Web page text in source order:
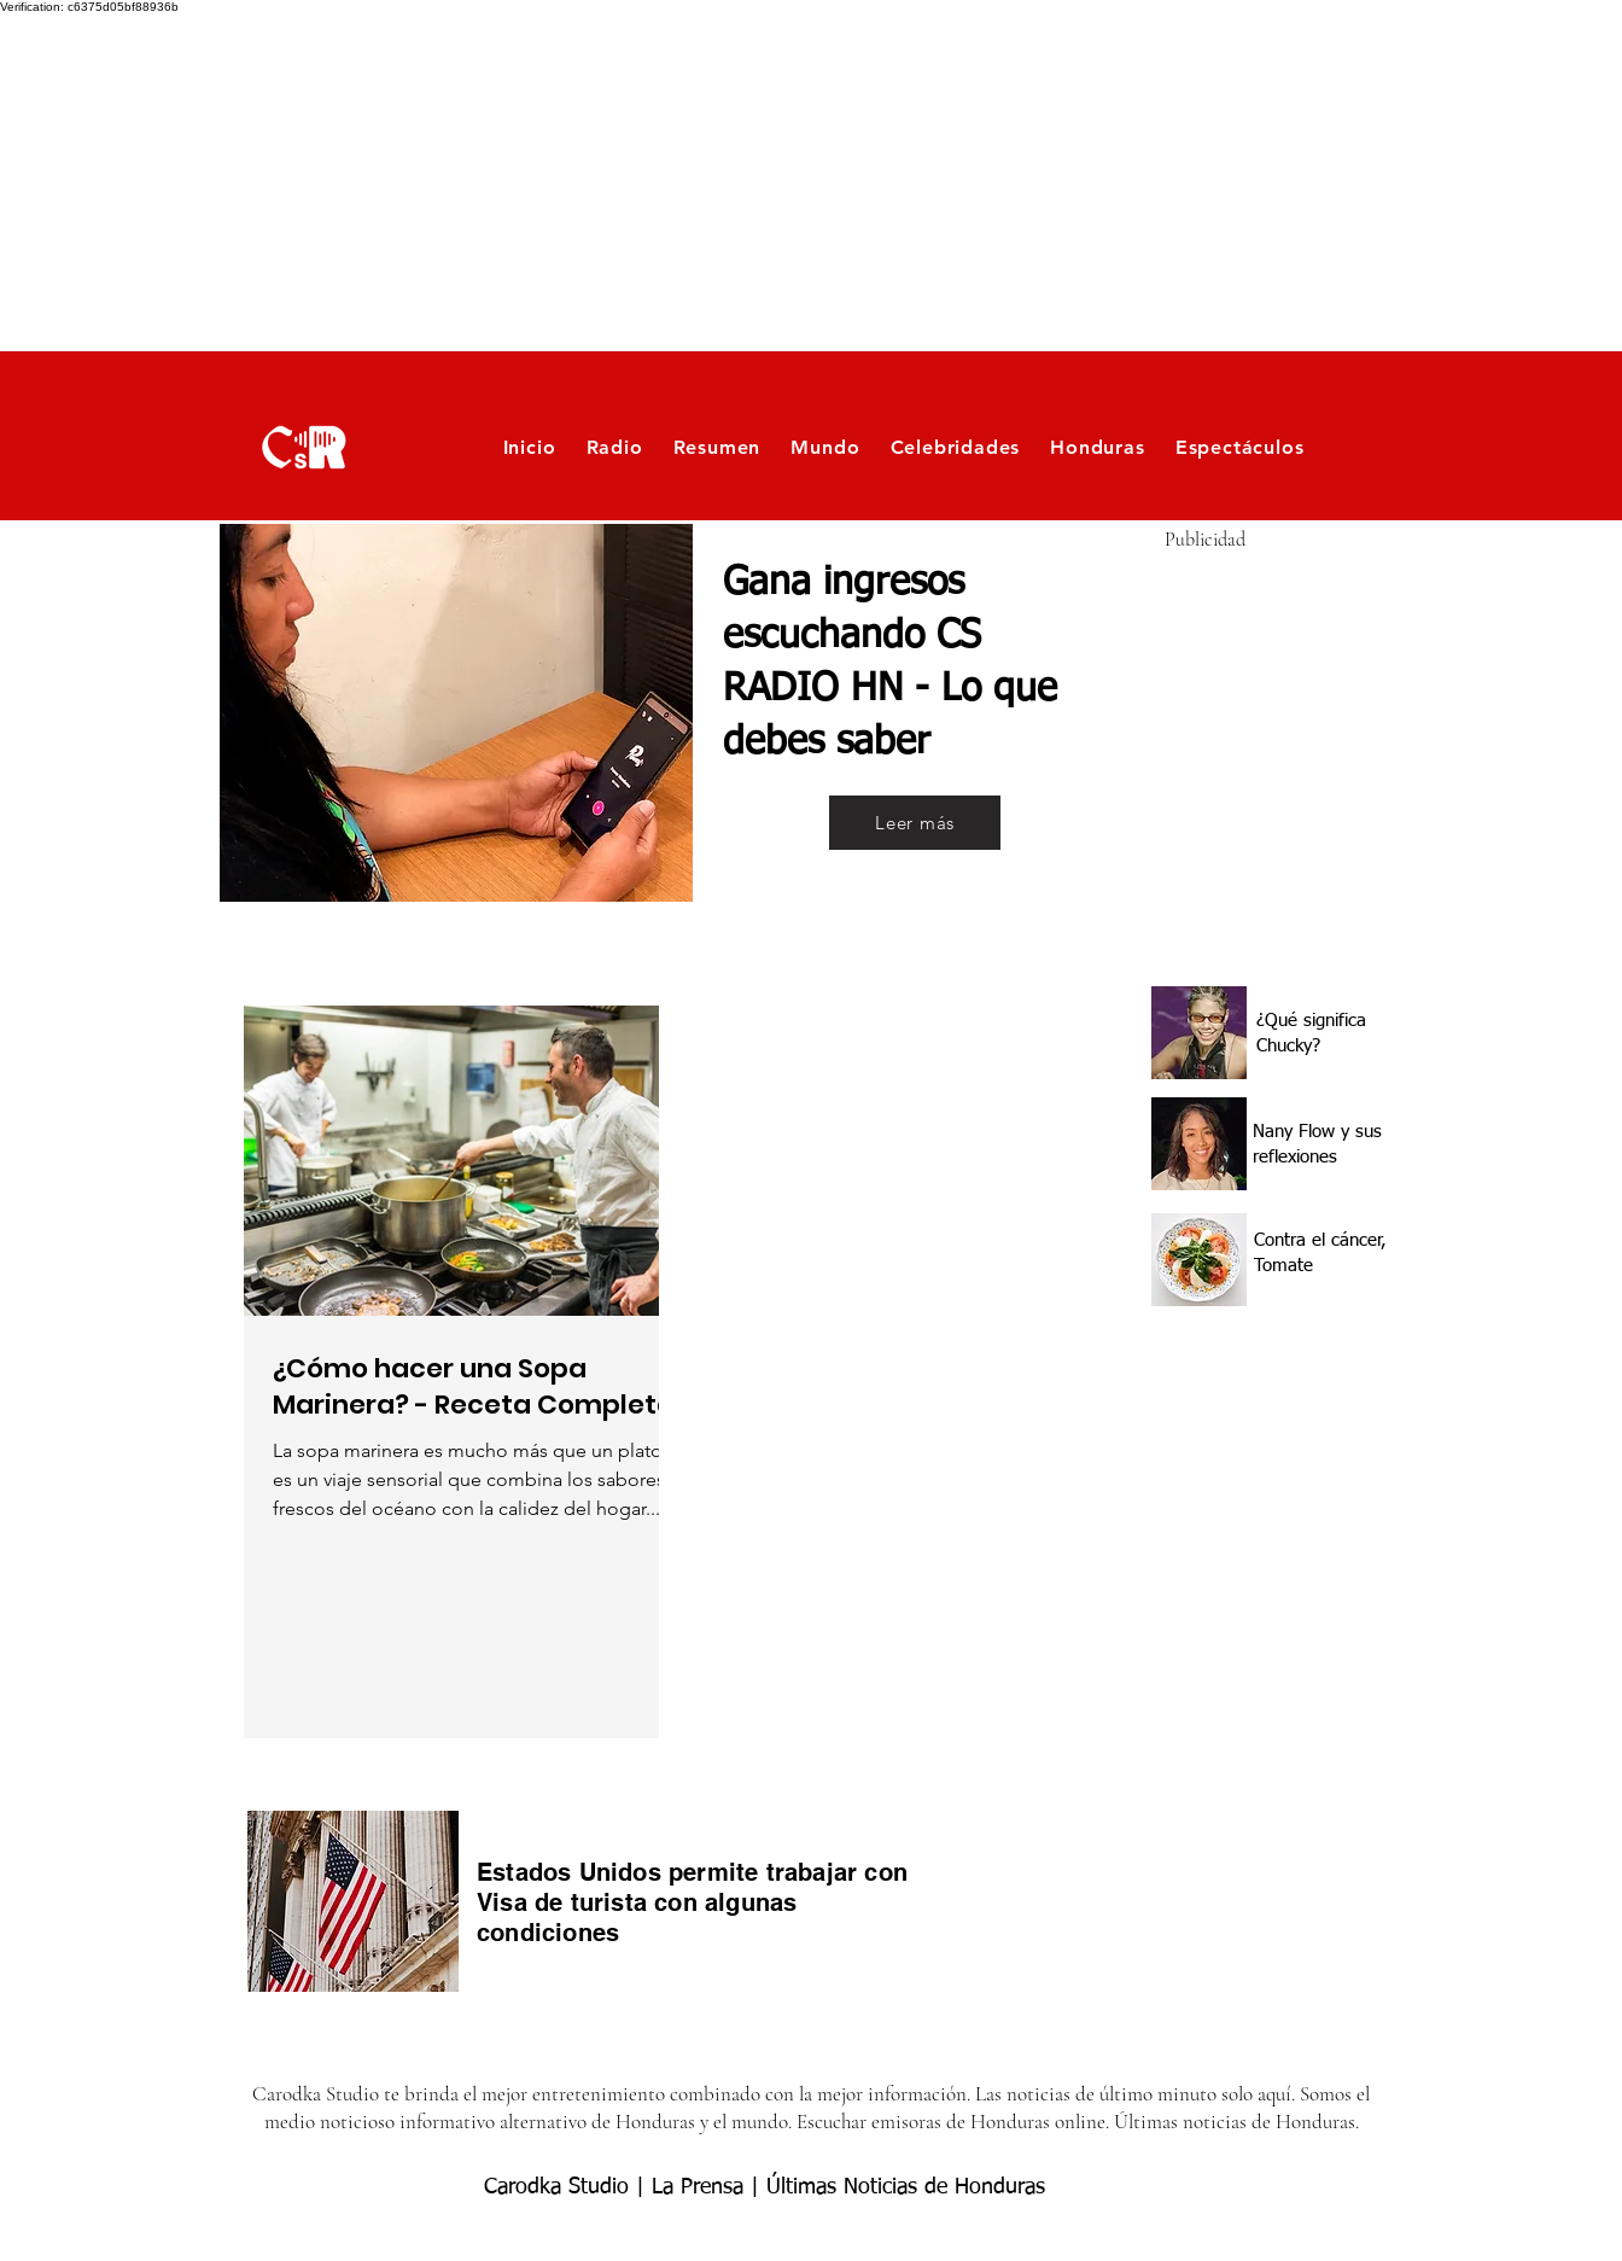
Verification: c6375d05bf88936b
Inicio Radio Resumen Mundo Celebridades Honduras Espectáculos
Gana ingresos
escuchando CS
RADIO HN - Lo que
debes saber
Leer más
Publicidad
¿Cómo hacer una Sopa
Marinera? - Receta Completa
La sopa marinera es mucho más que un plato;
es un viaje sensorial que combina los sabores
frescos del océano con la calidez del hogar....
¿Qué significa
Chucky?
Nany Flow y sus
reflexiones
Contra el cáncer,
Tomate
Estados Unidos permite trabajar con
Visa de turista con algunas
condiciones
Carodka Studio te brinda el mejor entretenimiento combinado con la mejor información. Las noticias de último minuto solo aquí. Somos el
medio noticioso informativo alternativo de Honduras y el mundo. Escuchar emisoras de Honduras online. Últimas noticias de Honduras.
Carodka Studio | La Prensa | Últimas Noticias de Honduras